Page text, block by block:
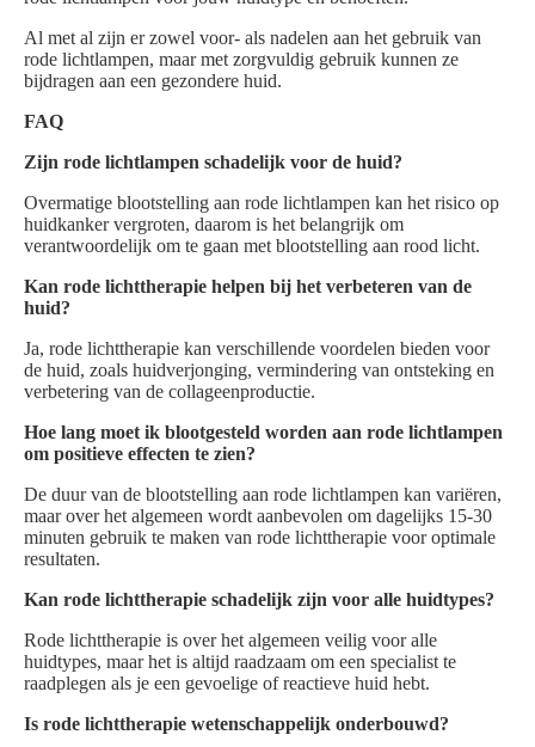
Al met al zijn er zowel voor- als nadelen aan het gebruik van
rode lichtlampen, maar met zorgvuldig gebruik kunnen ze
bijdragen aan een gezondere huid.
FAQ
Zijn rode lichtlampen schadelijk voor de huid?
Overmatige blootstelling aan rode lichtlampen kan het risico op
huidkanker vergroten, daarom is het belangrijk om
verantwoordelijk om te gaan met blootstelling aan rood licht.
Kan rode lichttherapie helpen bij het verbeteren van de
huid?
Ja, rode lichttherapie kan verschillende voordelen bieden voor
de huid, zoals huidverjonging, vermindering van ontsteking en
verbetering van de collageenproductie.
Hoe lang moet ik blootgesteld worden aan rode lichtlampen
om positieve effecten te zien?
De duur van de blootstelling aan rode lichtlampen kan variëren,
maar over het algemeen wordt aanbevolen om dagelijks 15-30
minuten gebruik te maken van rode lichttherapie voor optimale
resultaten.
Kan rode lichttherapie schadelijk zijn voor alle huidtypes?
Rode lichttherapie is over het algemeen veilig voor alle
huidtypes, maar het is altijd raadzaam om een specialist te
raadplegen als je een gevoelige of reactieve huid hebt.
Is rode lichttherapie wetenschappelijk onderbouwd?